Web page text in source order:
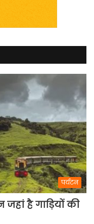
पर्यटन
है गाड़ियों की